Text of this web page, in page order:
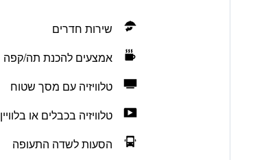
שירות חדרים
אמצעים להכנת תה/קפה
טלוויזיה עם מסך שטוח
טלוויזיה בכבלים או בלוויין
הסעות לשדה התעופה